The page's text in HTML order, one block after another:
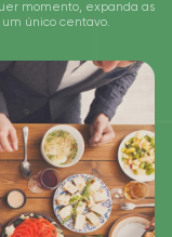
momento, expanda as
único centavo.